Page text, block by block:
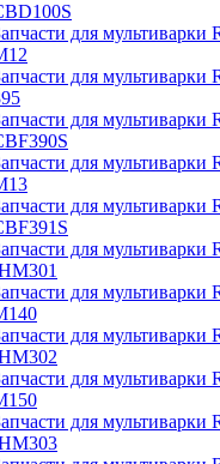
для мультиварки
для мультиварки
для мультиварки
для мультиварки
для мультиварки
для мультиварки
для мультиварки
для мультиварки
для мультиварки
для мультиварки